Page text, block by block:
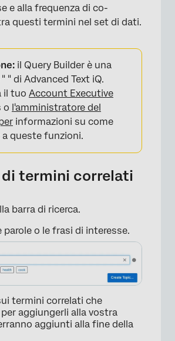
e alla frequenza di co-
questi termini nel set di dati.
il Query Builder è una
" di Advanced Text iQ.
il tuo Account Executive
o l'amministratore del
informazioni su come
a queste funzioni.
termini correlati
barra di ricerca.
parole o le frasi di interesse.
termini correlati che
aggiungerli alla vostra
aggiunti alla fine della